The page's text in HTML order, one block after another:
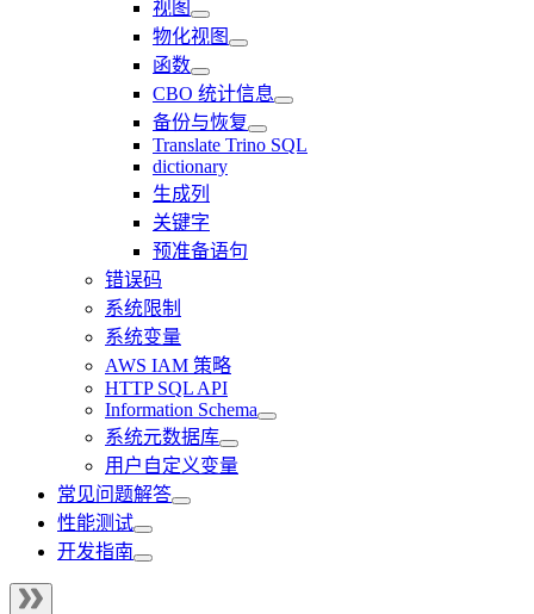
视图
物化视图
函数
CBO 统计信息
备份与恢复
Translate Trino SQL
dictionary
生成列
关键字
预准备语句
错误码
系统限制
系统变量
AWS IAM 策略
HTTP SQL API
Information Schema
系统元数据库
用户自定义变量
常见问题解答
性能测试
开发指南